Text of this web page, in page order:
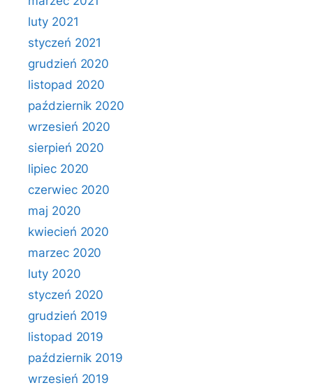
luty 2021
styczeń 2021
grudzień 2020
listopad 2020
październik 2020
wrzesień 2020
sierpień 2020
lipiec 2020
czerwiec 2020
maj 2020
kwiecień 2020
marzec 2020
luty 2020
styczeń 2020
grudzień 2019
listopad 2019
październik 2019
wrzesień 2019